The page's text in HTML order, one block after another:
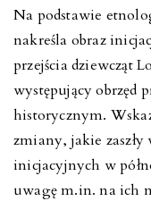
Na podstawie
nakreśla obraz
przejścia dziewcząt
występujący obrzęd
historycznym.
zmiany, jakie zaszły
inicjacyjnych w
uwagę m.in. na ich